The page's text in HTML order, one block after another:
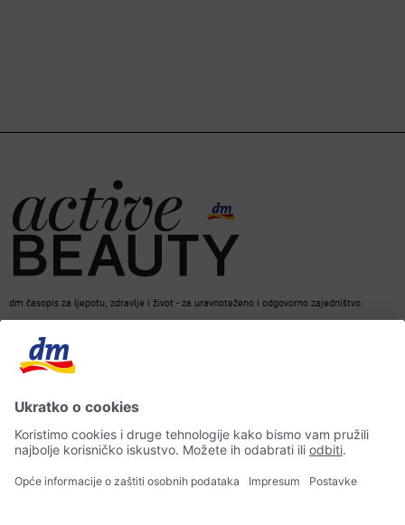
dm časopis za ljepotu, zdravlje i život - za uravnoteženo i odgovorno zajedništvo.